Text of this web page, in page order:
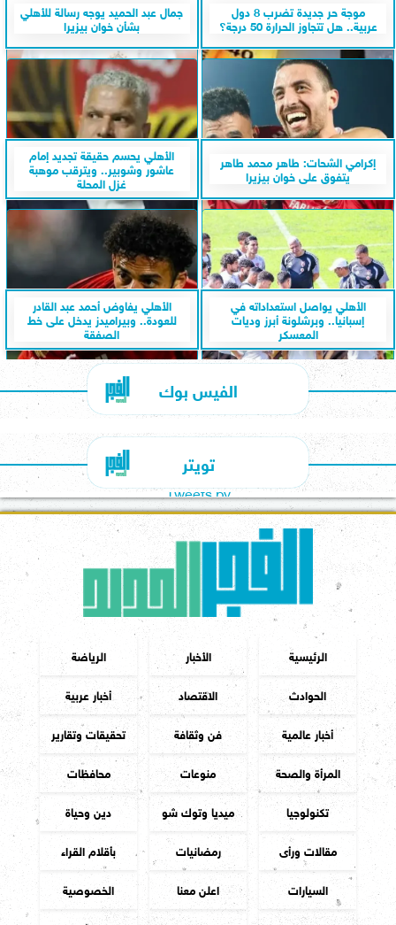
موجة حر جديدة تضرب 8 دول
عربية.. هل تتجاوز الحرارة 50 درجة؟
جمال عبد الحميد يوجه رسالة للأهلي
بشأن خوان بيزيرا
إكرامي الشحات: طاهر محمد طاهر
يتفوق على خوان بيزيرا
الأهلي يحسم حقيقة تجديد إمام
عاشور وشوبير.. ويترقب موهبة
غزل المحلة
الأهلي يواصل استعداداته في
إسبانيا.. وبرشلونة أبرز وديات
المعسكر
الأهلي يفاوض أحمد عبد القادر
للعودة.. وبيراميدز يدخل على خط
الصفقة
الفيس بوك
تويتر
Tweets by
الرئيسية الأخبار
الرياضة
الحوادث
الاقتصاد
أخبار عربية
أخبار عالمية
فن وثقافة
تحقيقات وتقارير
المرأة والصحة
منوعات
محافظات
تكنولوجيا
ميديا وتوك شو
دين وحياة
مقالات ورأى
رمضانيات
بأقلام القراء
السيارات
اعلن معنا
الخصوصية